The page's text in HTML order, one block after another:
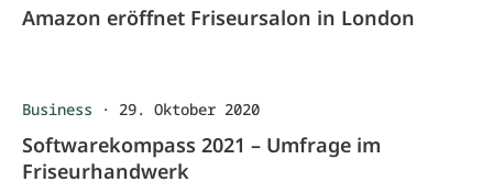
Amazon eröffnet Friseursalon in London
Business · 29. Oktober 2020
Softwarekompass 2021 – Umfrage im
Friseurhandwerk